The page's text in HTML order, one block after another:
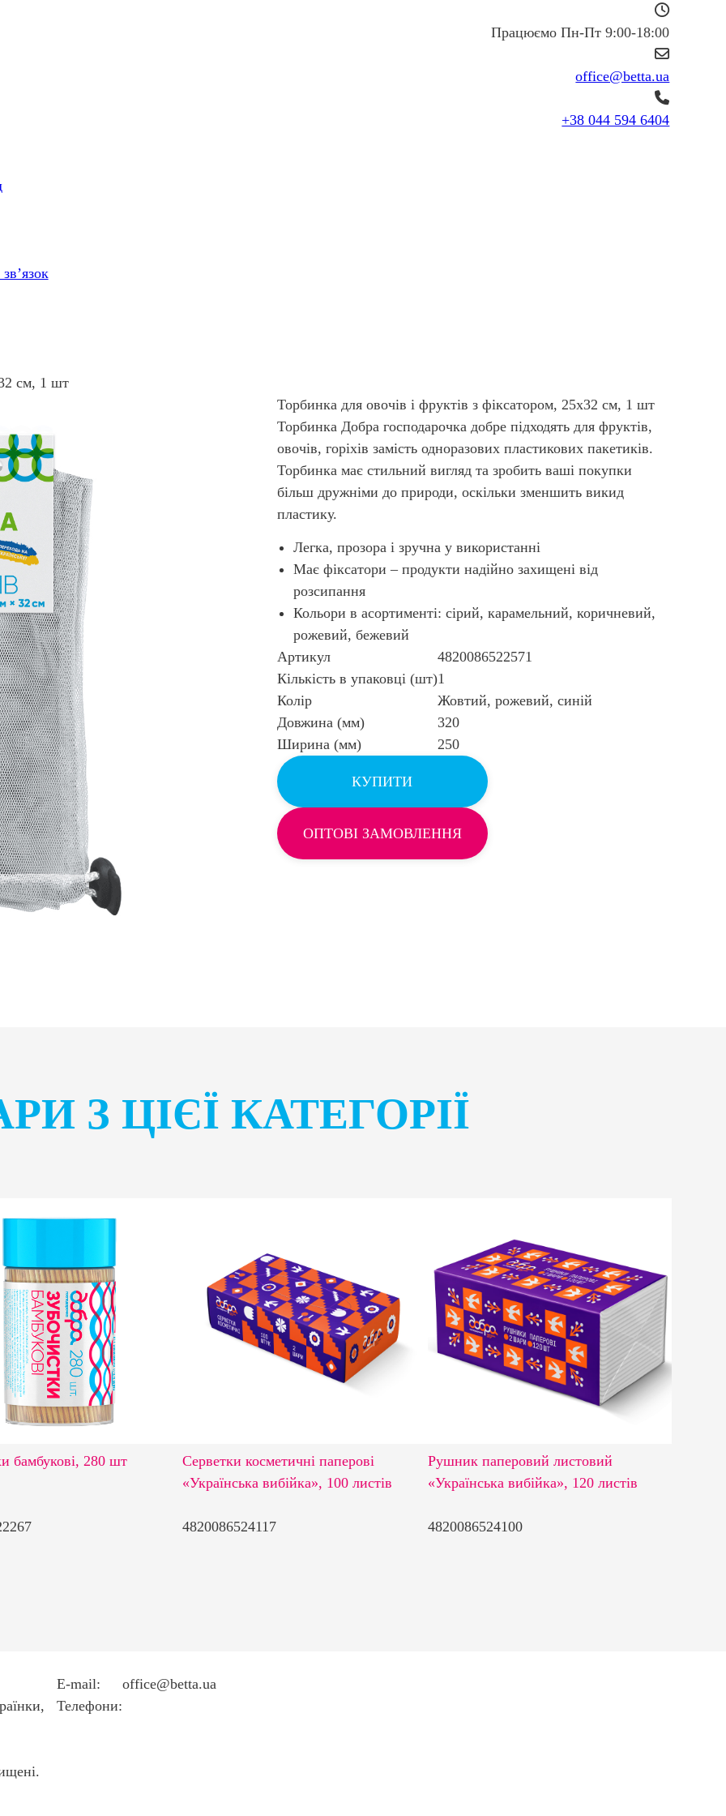
Працюємо Пн-Пт 9:00-18:00
office@betta.ua
+38 044 594 6404
см, 1 шт
Торбинка для овочів і фруктів з фіксатором, 25х32 см, 1 шт
Торбинка Добра господарочка добре підходять для фруктів,
овочів, горіхів замість одноразових пластикових пакетиків.
Торбинка має стильний вигляд та зробить ваші покупки
більш дружніми до природи, оскільки зменшить викид
пластику.
Легка, прозора і зручна у використанні
Має фіксатори – продукти надійно захищені від
розсипання
Кольори в асортименті: сірий, карамельний, коричневий,
рожевий, бежевий
Артикул
4820086522571
Кількість в упаковці (шт)1
Колір
Жовтий, рожевий, синій
Довжина (мм)
320
Ширина (мм)
250
КУПИТИ
ОПТОВІ ЗАМОВЛЕННЯ
З ЦІЄЇ КАТЕГОРІЇ
бамбукові, 280 шт
Серветки косметичні паперові
«Українська вибійка», 100 листів
4820086524117
Рушник паперовий листовий
«Українська вибійка», 120 листів
4820086524100
E-mail:
office@betta.ua
Телефони: